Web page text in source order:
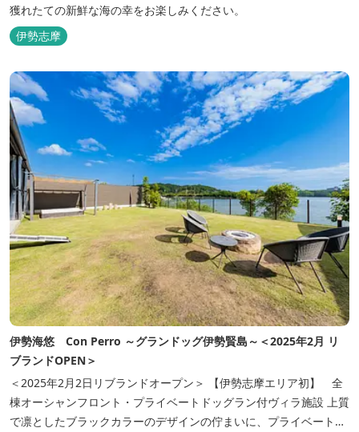
獲れたての新鮮な海の幸をお楽しみください。
伊勢志摩
伊勢海悠 Con Perro ～グランドッグ伊勢賢島～＜2025年2月 リ
ブランドOPEN＞
＜2025年2月2日リブランドオープン＞ 【伊勢志摩エリア初】 全
棟オーシャンフロント・プライベートドッグラン付ヴィラ施設 上質
で凛としたブラックカラーのデザインの佇まいに、プライベート感